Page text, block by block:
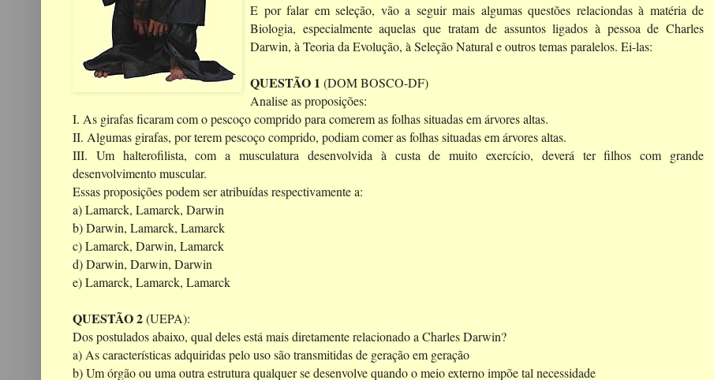
E por falar em seleção, vão a seguir mais algumas questões relaciondas à matéria de
Biologia, especialmente aquelas que tratam de assuntos ligados à pessoa de Charles
Darwin, à Teoria da Evolução, à Seleção Natural e outros temas paralelos. Ei-las:
QUESTÃO 1 (DOM BOSCO-DF)
Analise as proposições:
I. As girafas ficaram com o pescoço comprido para comerem as folhas situadas em árvores altas.
II. Algumas girafas, por terem pescoço comprido, podiam comer as folhas situadas em árvores altas.
III. Um halterofilista, com a musculatura desenvolvida à custa de muito exercício, deverá ter filhos com grande
desenvolvimento muscular.
Essas proposições podem ser atribuídas respectivamente a:
a) Lamarck, Lamarck, Darwin
b) Darwin, Lamarck, Lamarck
c) Lamarck, Darwin, Lamarck
d) Darwin, Darwin, Darwin
e) Lamarck, Lamarck, Lamarck
QUESTÃO 2(UEPA):
Dos postulados abaixo, qual deles está mais diretamente relacionado a Charles Darwin?
a) As características adquiridas pelo uso são transmitidas de geração em geração
b) Um órgão ou uma outra estrutura qualquer se desenvolve quando o meio externo impõe tal necessidade